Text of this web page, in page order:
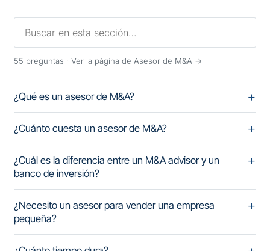
55 preguntas ·Ver la página de Asesor de M&A →
¿Qué es un asesor de M&A?
¿Cuánto cuesta un asesor de M&A?
¿Cuál es la diferencia entre un M&A advisor y un
banco de inversión?
¿Necesito un asesor para vender una empresa
pequeña?